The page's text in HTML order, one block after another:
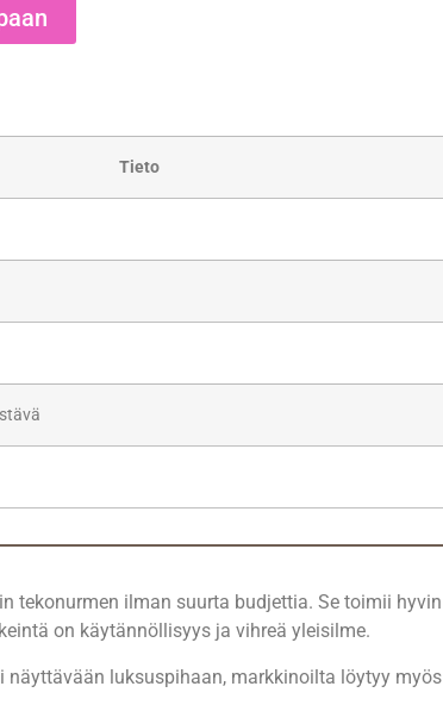
Tieto
tekonurmen ilman suurta budjettia. Se toimii hyvin
on käytännöllisyys ja vihreä yleisilme.
luksuspihaan, markkinoilta löytyy myös